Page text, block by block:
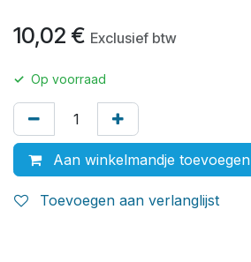
10,02 € Exclusief btw
✓ Op voorraad
Aan winkelmandje toevoegen
Toevoegen aan verlanglijst